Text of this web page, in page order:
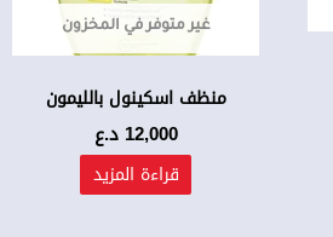
غير متوفر في المخزون
منظف اسكينول بالليمون
12,000 د.ع
قراءة المزيد